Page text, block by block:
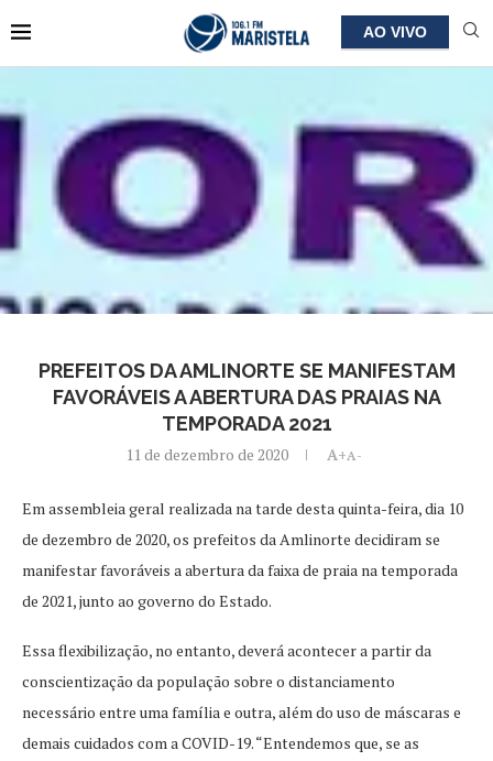
AO VIVO
PREFEITOS DA AMLINORTE SE MANIFESTAM
FAVORÁVEIS A ABERTURA DAS PRAIAS NA
TEMPORADA 2021
11 de dezembro de 2020 A+A-
Em assembleia geral realizada na tarde desta quinta-feira, dia 10
de dezembro de 2020, os prefeitos da Amlinorte decidiram se
manifestar favoráveis a abertura da faixa de praia na temporada
de 2021, junto ao governo do Estado.
Essa flexibilização, no entanto, deverá acontecer a partir da
conscientização da população sobre o distanciamento
necessário entre uma família e outra, além do uso de máscaras e
demais cuidados com a COVID-19. “Entendemos que, se as